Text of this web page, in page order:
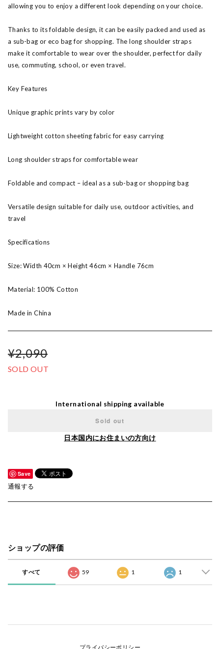
allowing you to enjoy a different look depending on your choice.
Thanks to its foldable design, it can be easily packed and used as
a sub-bag or eco bag for shopping. The long shoulder straps
make it comfortable to wear over the shoulder, perfect for daily
use, commuting, school, or even travel.
Key Features
Unique graphic prints vary by color
Lightweight cotton sheeting fabric for easy carrying
Long shoulder straps for comfortable wear
Foldable and compact – ideal as a sub-bag or shopping bag
Versatile design suitable for daily use, outdoor activities, and
travel
Specifications
Size: Width 40cm × Height 46cm × Handle 76cm
Material: 100% Cotton
Made in China
¥2,090
SOLD OUT
International shipping available
Sold out
日本国内にお住まいの方向け
Save
通報する
ショップの評価
すべて 59 1 1
プライバシーポリシー